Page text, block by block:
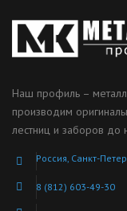
Наш профиль –
производим
лестниц и заборов до
Россия, Санкт-
8 (812) 603-49-30